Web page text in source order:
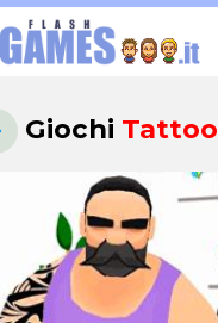
Giochi Tattoo